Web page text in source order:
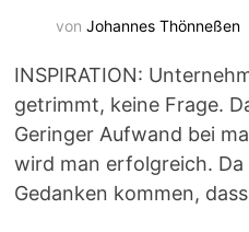
vonJohannes Thönneßen
INSPIRATION:
getrimmt, keine Frage.
Geringer Aufwand bei
wird man erfolgreich.
Gedanken kommen,